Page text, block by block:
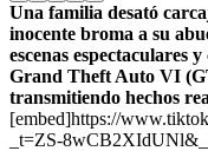
Una familia desató
inocente broma a su
escenas espectaculares
Grand Theft Auto VI
transmitiendo hechos
[embed]https://
_t=ZS-